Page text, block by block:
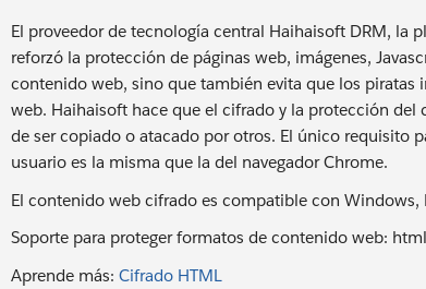
El proveedor de tecnología central Haihaisoft DRM, la
reforzó la protección de páginas web, imágenes,
contenido web, sino que también evita que los
web. Haihaisoft hace que el cifrado y la protección del
de ser copiado o atacado por otros. El único requisito
usuario es la misma que la del navegador Chrome.
El contenido web cifrado es compatible con Windows,
Soporte para proteger formatos de contenido web:
Aprende más: Cifrado HTML